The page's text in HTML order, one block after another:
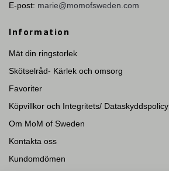
E-post: marie@momofsweden.com
Information
Mät din ringstorlek
Skötselråd- Kärlek och omsorg
Favoriter
Köpvillkor och Integritets/ Dataskyddspolicy
Om MoM of Sweden
Kontakta oss
Kundomdömen